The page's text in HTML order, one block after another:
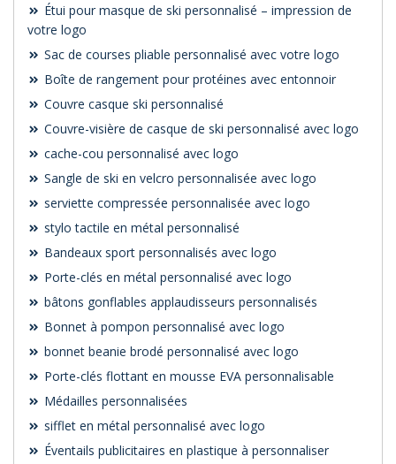
Étui pour masque de ski personnalisé – impression de
votre logo
Sac de courses pliable personnalisé avec votre logo
Boîte de rangement pour protéines avec entonnoir
Couvre casque ski personnalisé
Couvre-visière de casque de ski personnalisé avec logo
cache-cou personnalisé avec logo
Sangle de ski en velcro personnalisée avec logo
serviette compressée personnalisée avec logo
stylo tactile en métal personnalisé
Bandeaux sport personnalisés avec logo
Porte-clés en métal personnalisé avec logo
bâtons gonflables applaudisseurs personnalisés
Bonnet à pompon personnalisé avec logo
bonnet beanie brodé personnalisé avec logo
Porte-clés flottant en mousse EVA personnalisable
Médailles personnalisées
sifflet en métal personnalisé avec logo
Éventails publicitaires en plastique à personnaliser